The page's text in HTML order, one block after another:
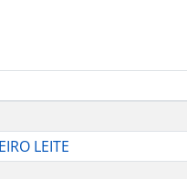
LEITE